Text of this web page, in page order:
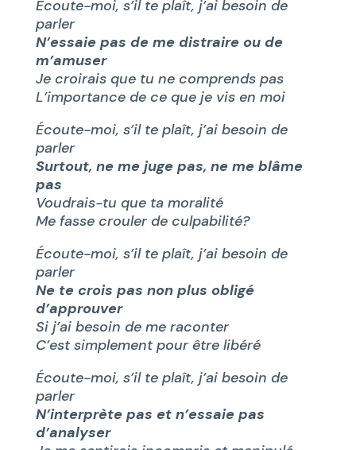
Écoute-moi, s’il te plaît, j’ai besoin de
parler
N’essaie pas de me distraire ou de
m’amuser
Je croirais que tu ne comprends pas
L’importance de ce que je vis en moi
Écoute-moi, s’il te plaît, j’ai besoin de
parler
Surtout, ne me juge pas, ne me blâme
pas
Voudrais-tu que ta moralité
Me fasse crouler de culpabilité?
Écoute-moi, s’il te plaît, j’ai besoin de
parler
Ne te crois pas non plus obligé
d’approuver
Si j’ai besoin de me raconter
C’est simplement pour être libéré
Écoute-moi, s’il te plaît, j’ai besoin de
parler
N’interprète pas et n’essaie pas
d’analyser